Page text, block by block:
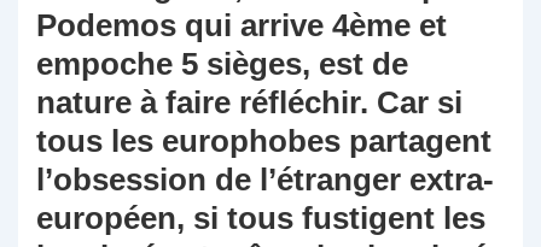
Podemos qui arrive 4ème et
empoche 5 sièges, est de
nature à faire réfléchir. Car si
tous les europhobes partagent
l’obsession de l’étranger extra-
européen, si tous fustigent les